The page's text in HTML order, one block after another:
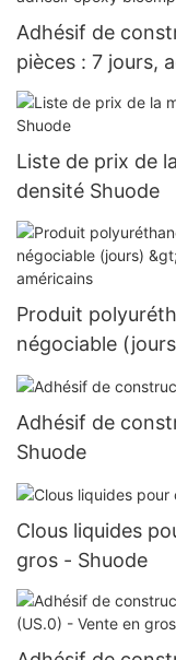
Adhésif de
pièces : 7 jours,
vente en gros -
Liste de prix de
densité Shuode
Produit
négociable
fournisseurs
Adhésif de
Shuode
Clous liquides
gros - Shuode